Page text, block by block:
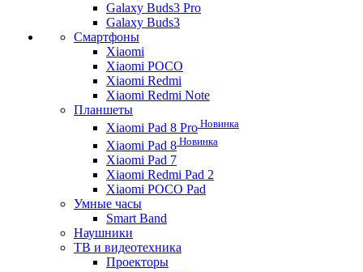
Galaxy Buds3 Pro
Galaxy Buds3
Смартфоны
Xiaomi
Xiaomi POCO
Xiaomi Redmi
Xiaomi Redmi Note
Планшеты
Xiaomi Pad 8 Pro Новинка
Xiaomi Pad 8 Новинка
Xiaomi Pad 7
Xiaomi Redmi Pad 2
Xiaomi POCO Pad
Умные часы
Smart Band
Наушники
ТВ и видеотехника
Проекторы